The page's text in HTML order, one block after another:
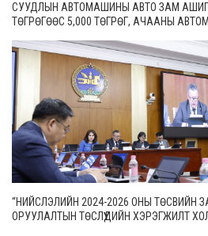
СУУДЛЫН АВТОМАШИНЫ АВТО ЗАМ
ТӨГРӨГӨӨС 5,000 ТӨГРӨГ, АЧААНЫ
“НИЙСЛЭЛИЙН 2024-2026 ОНЫ ТӨСВИЙН
ОРУУЛАЛТЫН ТӨСЛҮҮДИЙН ХЭРЭГЖИЛТ